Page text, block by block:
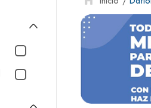
1. protector
pañales
3 eucerin
cerave
nivea